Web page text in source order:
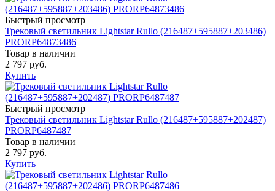
Быстрый просмотр
Трековый светильник Lightstar Rullo (216487+595887+203486)
PRORP64873486
Товар в наличии
2 797 руб.
Купить
Быстрый просмотр
Трековый светильник Lightstar Rullo (216487+595887+202487)
PRORP6487487
Товар в наличии
2 797 руб.
Купить